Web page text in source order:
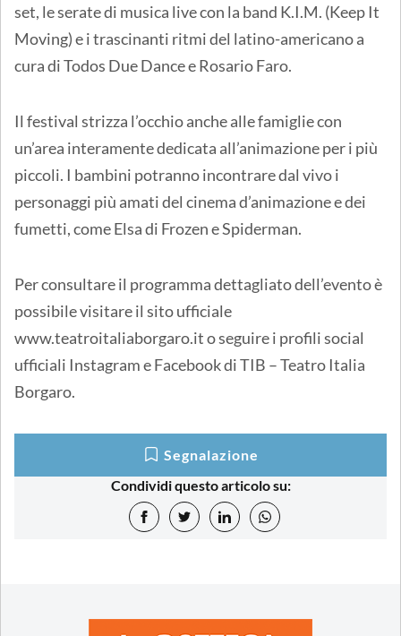
set, le serate di musica live con la band K.I.M. (Keep It
Moving) e i trascinanti ritmi del latino-americano a
cura di Todos Due Dance e Rosario Faro.
Il festival strizza l’occhio anche alle famiglie con
un’area interamente dedicata all’animazione per i più
piccoli. I bambini potranno incontrare dal vivo i
personaggi più amati del cinema d’animazione e dei
fumetti, come Elsa di Frozen e Spiderman.
Per consultare il programma dettagliato dell’evento è
possibile visitare il sito ufficiale
www.teatroitaliaborgaro.it o seguire i profili social
ufficiali Instagram e Facebook di TIB – Teatro Italia
Borgaro.
Segnalazione
Condividi questo articolo su: